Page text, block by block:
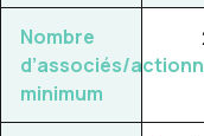
Nombre
d’associés/
minimum